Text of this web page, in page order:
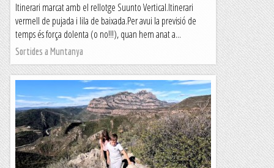
Itinerari marcat amb el rellotge Suunto Vertical.Itinerari
vermell de pujada i lila de baixada.Per avui la previsió de
temps és força dolenta (o no!!!), quan hem anat a...
Sortides a Muntanya